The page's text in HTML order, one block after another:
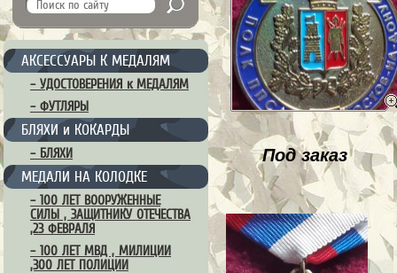
АКСЕССУАРЫ К МЕДАЛЯМ
– УДОСТОВЕРЕНИЯ к МЕДАЛЯМ
– ФУТЛЯРЫ
БЛЯХИ и КОКАРДЫ
– БЛЯХИ
МЕДАЛИ НА КОЛОДКЕ
– 100 ЛЕТ ВООРУЖЕННЫЕ
СИЛЫ , ЗАЩИТНИКУ ОТЕЧЕСТВА
,23 ФЕВРАЛЯ
– 100 ЛЕТ МВД , МИЛИЦИИ
,300 ЛЕТ ПОЛИЦИИ
Под заказ